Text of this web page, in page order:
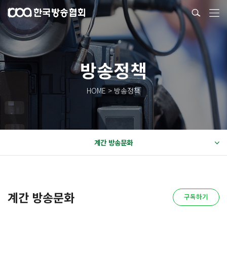
방송정책
HOME > 방송정책
계간 방송문화
계간 방송문화 구독하기